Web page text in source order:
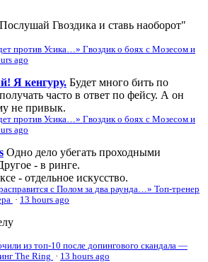
Гвоздика и ставь наоборот"
против Усика…» Гвоздик о боях с Мозесом и
ago
Я кенгуру. Будет много бить по
часто в ответ по фейсу. А он
не привык.
против Усика…» Гвоздик о боях с Мозесом и
ago
Одно дело убегать проходными
- в ринге.
- отдельное искусство.
с Полом за два раунда…» Топ-тренер
· 13 hours ago
из топ-10 после допингового скандала —
The Ring · 13 hours ago